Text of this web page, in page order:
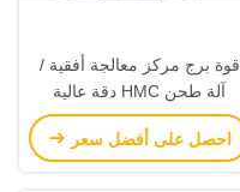
قوة برج مركز معالجة أفقية /
آلة طحن HMC دقة عالية
احصل على أفضل سعر